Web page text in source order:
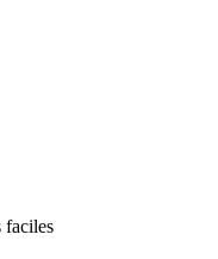
faciles